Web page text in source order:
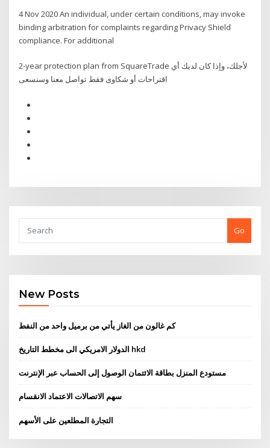
4 Nov 2020 An individual, under certain conditions, may invoke
binding arbitration for complaints regarding Privacy Shield
compliance. For additional
2-year protection plan from SquareTrade لأجلك، وإذا كان لديك أي
اقتراحات أو شكاوى فقط تواصل معنا وسنسعى
Go
New Posts
كم غالون من الغاز يأتي من برميل واحد من النفط
الدولار الامريكي الى مخطط التاريخ hkd
مستودع المنزل بطاقة الائتمان الوصول إلى الحساب عبر الإنترنت
سهم الاتصالات الاعتماد الانقسام
التجارة المطلعين على الأسهم